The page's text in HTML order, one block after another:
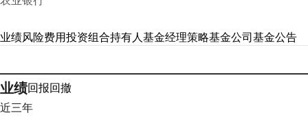
业绩风险费用投资组合持有人基金经理策略基金公司基金公告
业绩回报回撤
近三年